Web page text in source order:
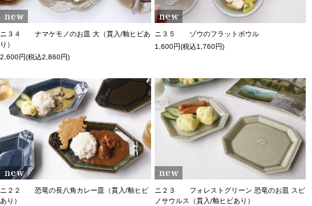
ニ３４ ナマケモノのお皿 大（貫入/釉ヒビあ
り）
2,600円(税込2,860円)
ニ３５ ゾウのフラットボウル
1,600円(税込1,760円)
ニ２２ 恐竜の長八角カレー皿（貫入/釉ヒビ
あり）
ニ２３ フォレストグリーン 恐竜のお皿 スピ
ノサウルス（貫入/釉ヒビあり）